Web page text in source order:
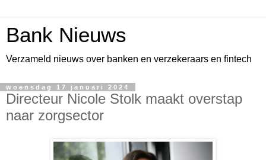
Bank Nieuws
Verzameld nieuws over banken en verzekeraars en fintech
woensdag 17 januari 2024
Directeur Nicole Stolk maakt overstap
naar zorgsector